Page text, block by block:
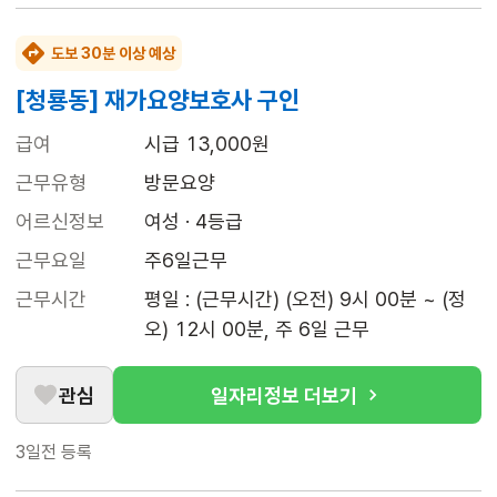
도보 30분 이상 예상
[청룡동] 재가요양보호사 구인
급여
시급 13,000원
근무유형
방문요양
어르신정보
여성 · 4등급
근무요일
주6일근무
근무시간
평일 : (근무시간) (오전) 9시 00분 ~ (정
오) 12시 00분, 주 6일 근무
관심 일자리정보 더보기
3일전 등록